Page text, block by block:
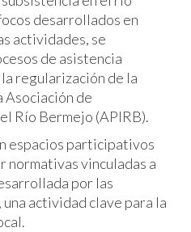
desarrollados en
actividades, se
de asistencia
regularización de la
Asociación de
Río Bermejo (APIRB).
espacios participativos
normativas vinculadas a
por las
una actividad clave para la